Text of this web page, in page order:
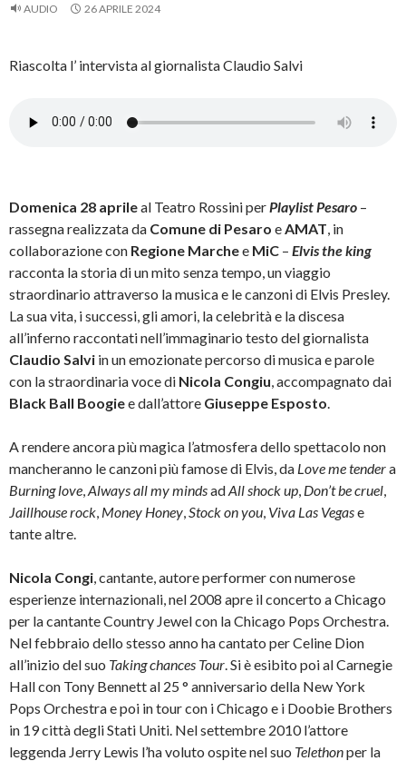
AUDIO 26 APRILE 2024
Riascolta l’ intervista al giornalista Claudio Salvi
Domenica 28 aprileal Teatro Rossini per Playlist Pesaro –
rassegna realizzata da Comune di Pesaro e AMAT , in
collaborazione con Regione Marchee MiC – Elvis the king
racconta la storia di un mito senza tempo, un viaggio
straordinario attraverso la musica e le canzoni di Elvis Presley.
La sua vita, i successi, gli amori, la celebrità e la discesa
all’inferno raccontati nell’immaginario testo del giornalista
Claudio Salvi in un emozionate percorso di musica e parole
con la straordinaria voce di Nicola Congiu , accompagnato dai
Black Ball Boogiee dall’attore Giuseppe Esposto
A rendere ancora più magica l’atmosfera dello spettacolo non
mancheranno le canzoni più famose di Elvis, da Love me tendera
Burning love Always all my mindsadAll shock up Don’t be cruel
Jaillhouse rock Money Honey Stock on you Viva Las Vegase
tante altre.
Nicola Congi , cantante, autore performer con numerose
esperienze internazionali, nel 2008 apre il concerto a Chicago
per la cantante Country Jewel con la Chicago Pops Orchestra.
Nel febbraio dello stesso anno ha cantato per Celine Dion
all’inizio del suo Taking chances Tour . Si è esibito poi al Carnegie
Hall con Tony Bennett al 25 ° anniversario della New York
Pops Orchestra e poi in tour con i Chicago e i Doobie Brothers
in 19 città degli Stati Uniti. Nel settembre 2010 l’attore
leggenda Jerry Lewis l’ha voluto ospite nel suo Telethonper la